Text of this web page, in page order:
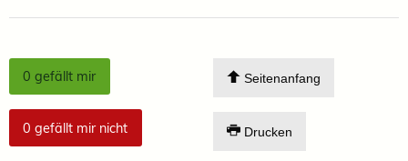
0 gefällt mir
0 gefällt mir nicht
Seitenanfang
Drucken